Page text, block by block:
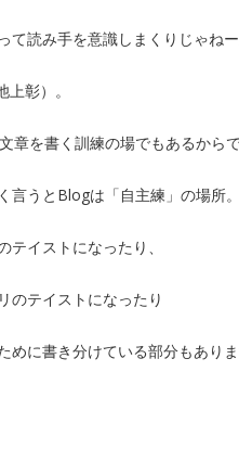
て読み手を意識しまくりじゃね
彰）。
章を書く訓練の場でもあるからで
言うとBlogは「自主練」の場所。
テイストになったり、
のテイストになったり
めに書き分けている部分もありま